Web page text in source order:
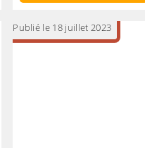
Publié le 18 juillet 2023